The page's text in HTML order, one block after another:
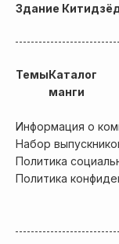
Здание
ТемыКаталог
манги
Информация о
Набор
Политика
Политика